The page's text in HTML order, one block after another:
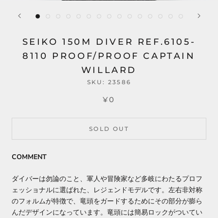
SEIKO 150M DIVER REF.6105-
8110 PROOF/PROOF CAPTAIN
WILLARD
SKU: 23586
¥0
SOLD OUT
COMMENT
ダイバーは勿論のこと、軍人や冒険家など多岐にわたるプロフ
ェッショナルに選ばれた、レジェンドモデルです。 左右非対称
のフォルムが特徴で、竜頭をガードするためにその部分が膨ら
んだデザインになっています。竜頭には簡易ロックがついてい